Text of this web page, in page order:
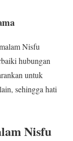
Nisfu
hubungan
untuk
sehingga hati
Nisfu